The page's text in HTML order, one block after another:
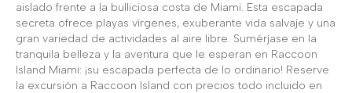
aislado frente a la bulliciosa costa de Miami. Esta escapada
secreta ofrece playas vírgenes, exuberante vida salvaje y una
gran variedad de actividades al aire libre. Sumérjase en la
tranquila belleza y la aventura que le esperan en Raccoon
Island Miami: ¡su escapada perfecta de lo ordinario! Reserve
la excursión a Raccoon Island con precios todo incluido en